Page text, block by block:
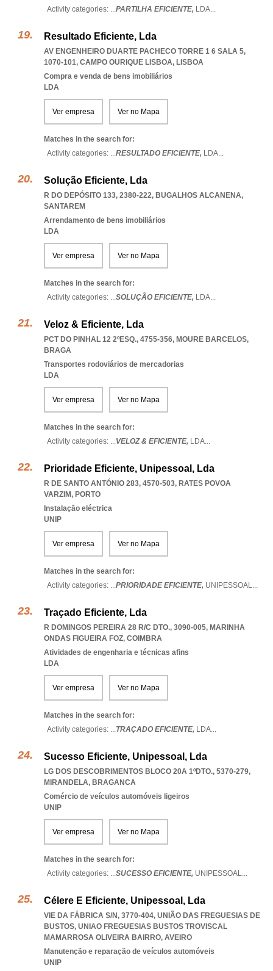
Activity categories: ...PARTILHA EFICIENTE, LDA...
Resultado Eficiente, Lda
AV ENGENHEIRO DUARTE PACHECO TORRE 1 6 SALA 5,
1070-101, CAMPO OURIQUE LISBOA, LISBOA
Compra e venda de bens imobiliários
LDA
Ver empresa Ver no Mapa
Matches in the search for:
Activity categories: ...RESULTADO EFICIENTE, LDA...
Solução Eficiente, Lda
R DO DEPÓSITO 133, 2380-222, BUGALHOS ALCANENA,
SANTAREM
Arrendamento de bens imobiliários
LDA
Ver empresa Ver no Mapa
Matches in the search for:
Activity categories: ...SOLUÇÃO EFICIENTE, LDA...
Veloz & Eficiente, Lda
PCT DO PINHAL 12 2ºESQ., 4755-356, MOURE BARCELOS,
BRAGA
Transportes rodoviários de mercadorias
LDA
Ver empresa Ver no Mapa
Matches in the search for:
Activity categories: ...VELOZ & EFICIENTE, LDA...
Prioridade Eficiente, Unipessoal, Lda
R DE SANTO ANTÓNIO 283, 4570-503, RATES POVOA
VARZIM, PORTO
Instalação eléctrica
UNIP
Ver empresa Ver no Mapa
Matches in the search for:
Activity categories: ...PRIORIDADE EFICIENTE, UNIPESSOAL...
Traçado Eficiente, Lda
R DOMINGOS PEREIRA 28 R/C DTO., 3090-005, MARINHA
ONDAS FIGUEIRA FOZ, COIMBRA
Atividades de engenharia e técnicas afins
LDA
Ver empresa Ver no Mapa
Matches in the search for:
Activity categories: ...TRAÇADO EFICIENTE, LDA...
Sucesso Eficiente, Unipessoal, Lda
LG DOS DESCOBRIMENTOS BLOCO 20A 1ºDTO., 5370-279,
MIRANDELA, BRAGANCA
Comércio de veículos automóveis ligeiros
UNIP
Ver empresa Ver no Mapa
Matches in the search for:
Activity categories: ...SUCESSO EFICIENTE, UNIPESSOAL...
Célere E Eficiente, Unipessoal, Lda
VIE DA FÁBRICA S/N, 3770-404, UNIÃO DAS FREGUESIAS DE
BUSTOS, UNIAO FREGUESIAS BUSTOS TROVISCAL
MAMARROSA OLIVEIRA BAIRRO, AVEIRO
Manutenção e reparação de veículos automóveis
UNIP